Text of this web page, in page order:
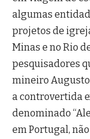
algumas
projetos de
Minas e no Rio
pesquisadores
mineiro Augusto
a controvertida
denominado
em Portugal,